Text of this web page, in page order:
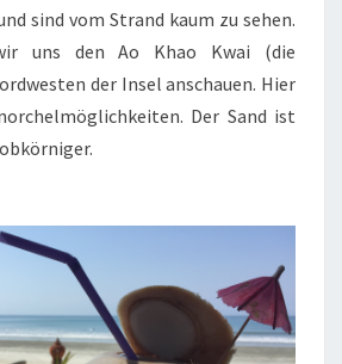
sind vom Strand kaum zu sehen.
uns den Ao Khao Kwai (die
der Insel anschauen. Hier
Der Sand ist